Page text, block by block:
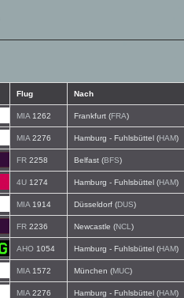
Flug Nach
MIA 1262 Frankfurt (FRA)
MIA 2276 Hamburg - Fuhlsbüttel (HAM)
FR 2258 Belfast (BFS)
4U 1274 Hamburg - Fuhlsbüttel (HAM)
MIA 1914 Düsseldorf (DUS)
FR 2236 Newcastle (NCL )
AHO 1054 Hamburg - Fuhlsbüttel (HAM)
MIA 1572 München (MUC)
MIA 2276 Hamburg - Fuhlsbüttel (HAM)